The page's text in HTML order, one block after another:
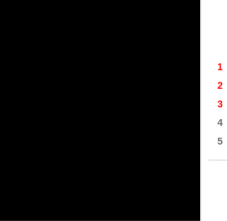
1
2
3
4
5